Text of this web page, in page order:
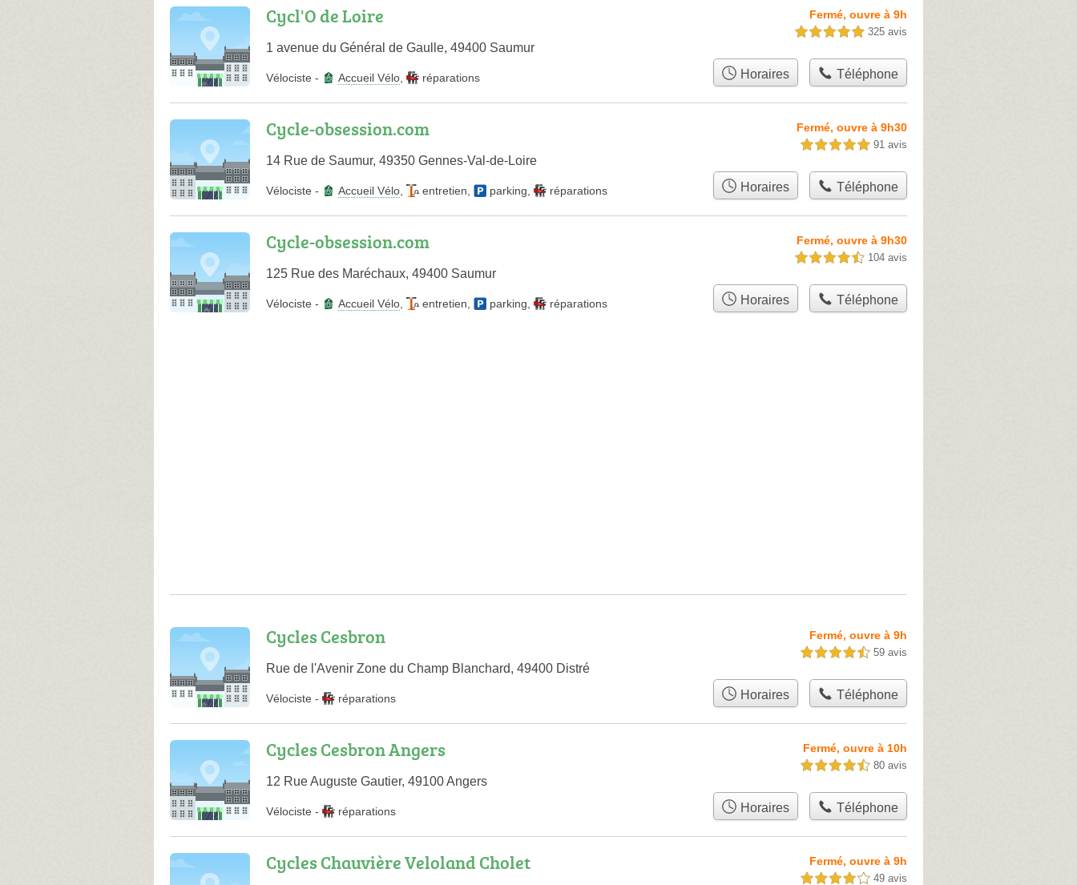
Cycl'O de Loire
1 avenue du Général de Gaulle, 49400 Saumur
Fermé, ouvre à 9h
5,0 étoiles sur 5 325 avis
Vélociste - Accueil Vélo réparations Horaires Téléphone
Cycle-obsession.com
14 Rue de Saumur, 49350 Gennes-Val-de-Loire
Fermé, ouvre à 9h30
5,0 étoiles sur 5 91 avis
Vélociste - Accueil Vélo entretien parking réparations Horaires Téléphone
Cycle-obsession.com
125 Rue des Maréchaux, 49400 Saumur
Fermé, ouvre à 9h30
4,5 étoiles sur 5 104 avis
Vélociste - Accueil Vélo entretien parking réparations Horaires Téléphone
Cycles Cesbron
Rue de l'Avenir Zone du Champ Blanchard, 49400 Distré
Fermé, ouvre à 9h
4,5 étoiles sur 5 59 avis
Vélociste - réparations Horaires Téléphone
Cycles Cesbron Angers
12 Rue Auguste Gautier, 49100 Angers
Fermé, ouvre à 10h
4,5 étoiles sur 5 80 avis
Vélociste - réparations Horaires Téléphone
Cycles Chauvière Veloland Cholet Fermé, ouvre à 9h
4,0 étoiles sur 5 49 avis